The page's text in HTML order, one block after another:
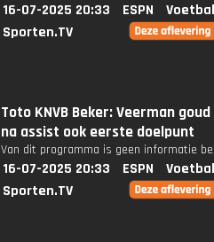
16-07-2025 20:33 ESPN
Sporten.TV
Toto KNVB Beker: Veerman
na assist ook eerste doelpunt
Van dit programma is geen informatie
16-07-2025 20:33 ESPN
Sporten.TV